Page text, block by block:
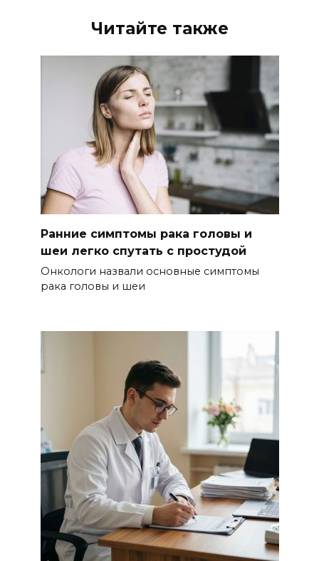
Читайте также
Ранние симптомы рака головы и
шеи легко спутать с простудой
Онкологи назвали основные симптомы
рака головы и шеи